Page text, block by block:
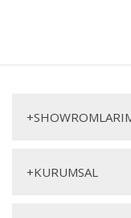
Palermo Berjer T
+
+KURUMSAL